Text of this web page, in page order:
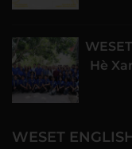
Hè
WESET